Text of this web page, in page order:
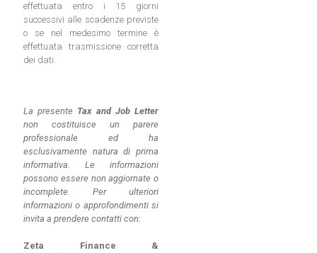
effettuata entro i 15 giorni
successivi alle scadenze previste
o se nel medesimo termine è
effettuata trasmissione corretta
dei dati.
La presente Tax and Job Letter
non costituisce un parere
professionale ed ha
esclusivamente natura di prima
informativa. Le informazioni
possono essere non aggiornate o
incomplete.
Per ulteriori
informazioni o approfondimenti si
invita a prendere contatti con:
Zeta Finance &